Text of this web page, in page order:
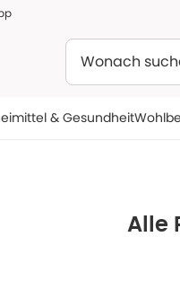
& Gesundheit
Alle